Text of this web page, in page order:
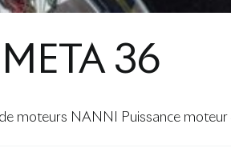
36
moteurs NANNI Puissance moteur